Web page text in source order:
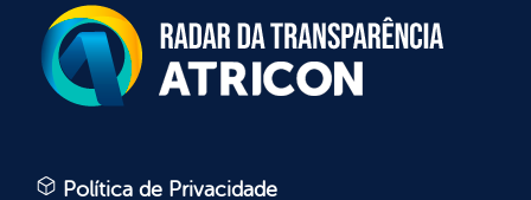
Política de Privacidade